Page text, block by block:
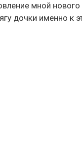
мной нового
дочки именно к